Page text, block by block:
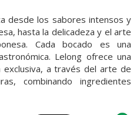
desde los sabores intensos y
hasta la delicadeza y el arte
Cada bocado es una
Lelong ofrece una
exclusiva, a través del arte de
combinando ingredientes